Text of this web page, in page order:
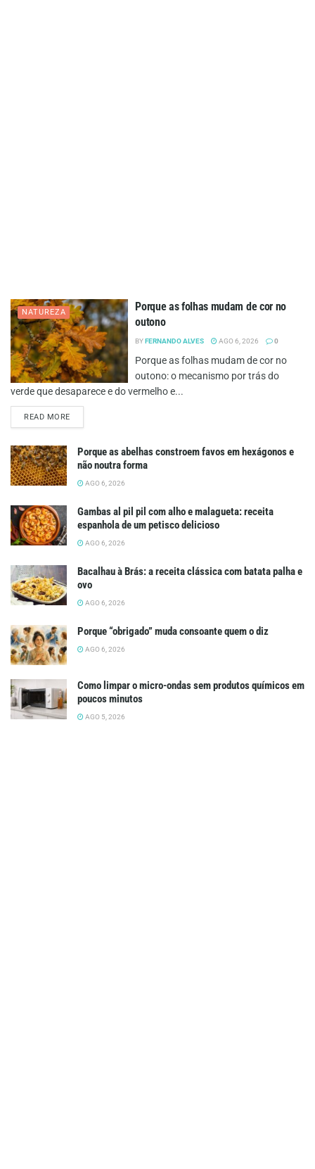
NATUREZA
Porque as folhas mudam de cor no
outono
BYFERNANDO ALVES AGO 6, 2026 0
Porque as folhas mudam de cor no
outono: o mecanismo por trás do
verde que desaparece e do vermelho e...
READ MOREDETAILS
Porque as abelhas constroem favos em hexágonos e
não noutra forma
AGO 6, 2026
Gambas al pil pil com alho e malagueta: receita
espanhola de um petisco delicioso
AGO 6, 2026
Bacalhau à Brás: a receita clássica com batata palha e
ovo
AGO 6, 2026
Porque “obrigado” muda consoante quem o diz
AGO 6, 2026
Como limpar o micro-ondas sem produtos químicos em
poucos minutos
AGO 5, 2026